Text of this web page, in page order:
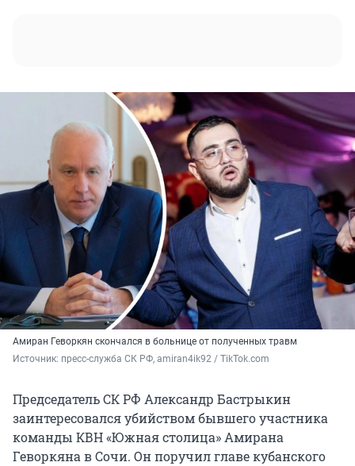
Амиран Геворкян скончался в больнице от полученных травм
Источник: пресс-служба СК РФ, amiran4ik92 / TikTok.com
Председатель СК РФ Александр Бастрыкин
заинтересовался убийством бывшего участника
команды КВН «Южная столица» Амирана
Геворкяна в Сочи. Он поручил главе кубанского